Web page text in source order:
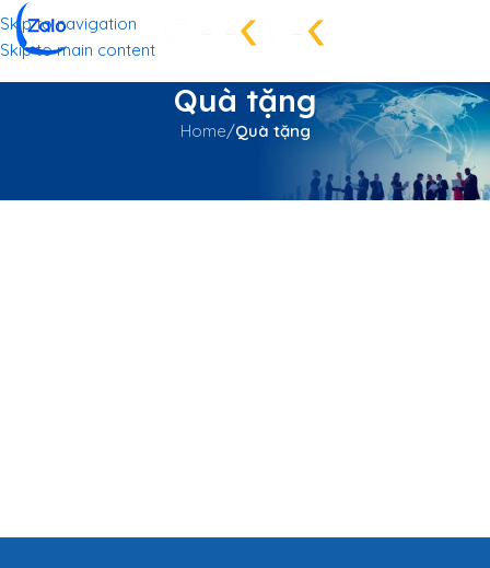
Skip to navigation
Skip to main content
Quà tặng
Home/Quà tặng